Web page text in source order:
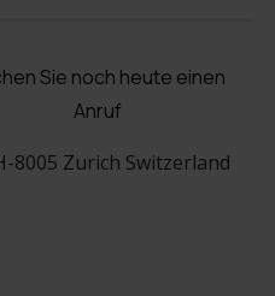
Sie noch heute einen
Anruf
8005 Zurich Switzerland